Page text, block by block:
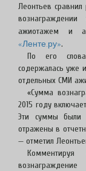
Леонтьев
ажиотажем и
«Ленте.ру».
По его
содержалась уже
отдельных СМИ
«Сумма
2015 году
Эти суммы были
отражены в
— отметил